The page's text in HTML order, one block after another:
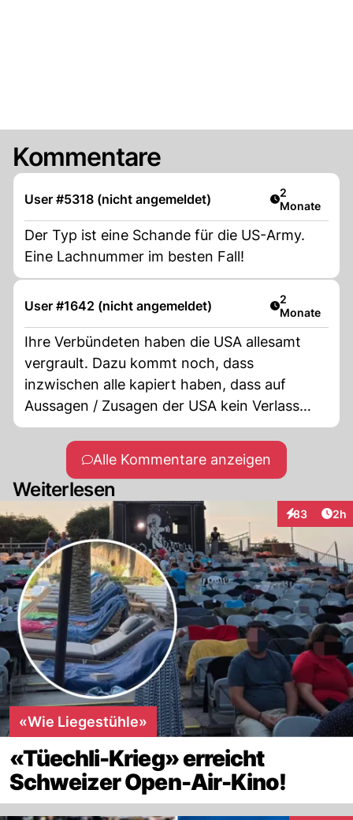
Kommentare
User #5318 (nicht angemeldet) Artikel
2
Monate
Der Typ ist eine Schande für die US-Army.
Eine Lachnummer im besten Fall!
User #1642 (nicht angemeldet) Artikel
2
Monate
Ihre Verbündeten haben die USA allesamt
vergrault. Dazu kommt noch, dass
inzwischen alle kapiert haben, dass auf
Aussagen / Zusagen der USA kein Verlass
mehr ist. Glaubwürdigkeit gleich Null. Und da
haben Sie echt die Nerven um
"Schulterschluss" zu bitten?
Alle Kommentare anzeigen
Weiterlesen
83
Interaktionen
2h
«Wie Liegestühle»
«Tüechli-Krieg» erreicht
Schweizer Open-Air-Kino!